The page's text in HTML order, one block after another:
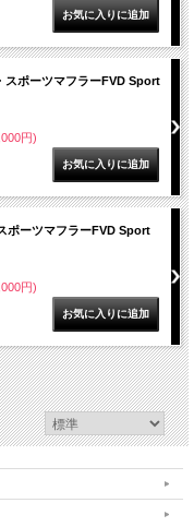
スポーツマフラーFVD Sport
円)
ポーツマフラーFVD Sport
円)